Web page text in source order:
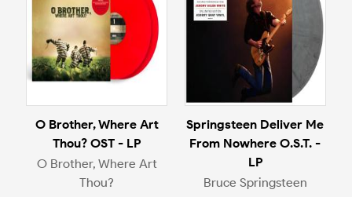
O Brother, Where Art
Thou? OST - LP
O Brother, Where Art
Thou?
Springsteen Deliver Me
From Nowhere O.S.T. -
LP
Bruce Springsteen